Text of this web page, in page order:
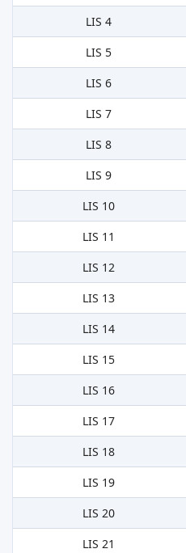
LIS 4
LIS 5
LIS 6
LIS 7
LIS 8
LIS 9
LIS 10
LIS 11
LIS 12
LIS 13
LIS 14
LIS 15
LIS 16
LIS 17
LIS 18
LIS 19
LIS 20
LIS 21